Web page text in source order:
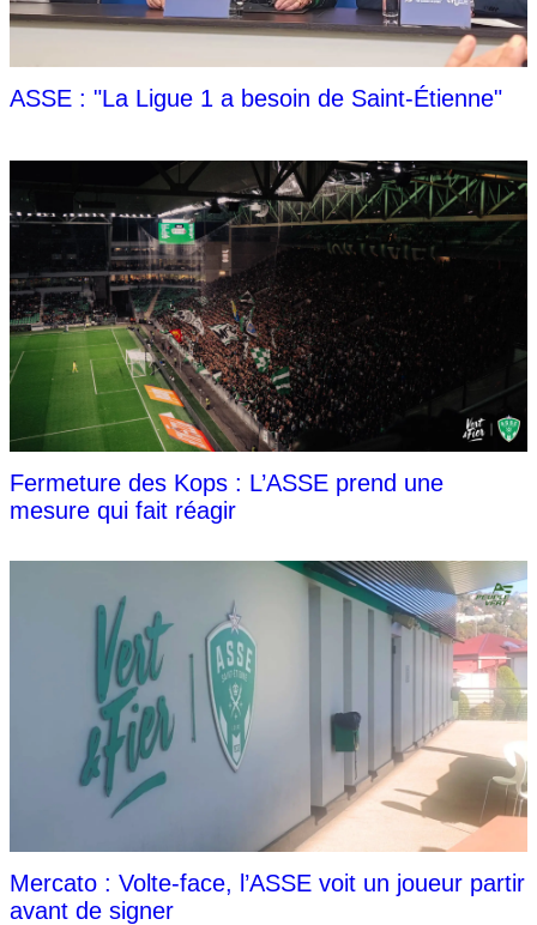
ASSE : "La Ligue 1 a besoin de Saint-Étienne"
Fermeture des Kops : L’ASSE prend une
mesure qui fait réagir
Mercato : Volte-face, l’ASSE voit un joueur partir
avant de signer